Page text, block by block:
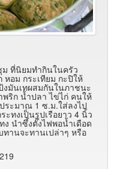
ที่นิยมทำกินในครัว
หอม กระเทียม กะปิให้
งมันเทผสมกันในภาชนะ
ริก น้ำปลา ไข่ไก่ คนให้
ระมาณ 1 ซ.ม.ใส่ลงไป
ทงเป็นรูปเรือยาว 4 นิ้ว
ง นำซึ้งตั้งไฟพอน้ำเดือด
านจะทานเปล่าๆ หรือ